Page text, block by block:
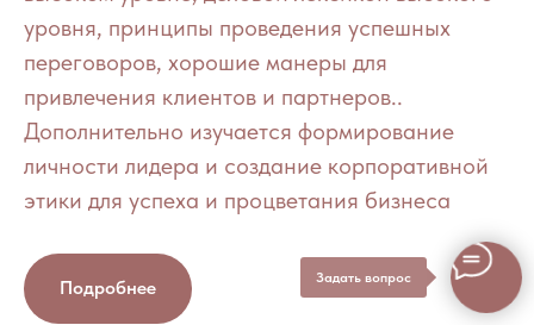
Задать вопрос
уровня, принципы проведения успешных
переговоров, хорошие манеры для
привлечения клиентов и партнеров..
Дополнительно изучается формирование
личности лидера и создание корпоративной
этики для успеха и процветания бизнеса
Подробнее